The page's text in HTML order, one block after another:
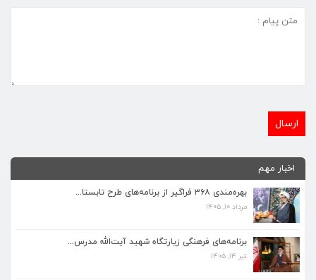
اخبار مهم
بهره‌مندی ۳۶۸ فراگیر از برنامه‌های طرح تابستا...
مرداد ۱۰, ۱۴۰۵
برنامه‌های فرهنگی زیارتگاه شهید آیت‌الله مدرس...
تیر ۱۴, ۱۴۰۵
برنامه‌های فرهنگی زیارتگاه شهید آیت‌الله مدرس...
پیام نوروزی رهبر انقلاب به مناسبت آغاز سال ۱۴...